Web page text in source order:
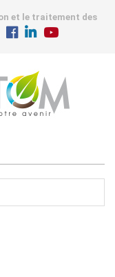
et le traitement des